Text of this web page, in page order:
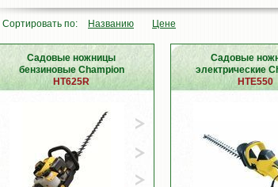
Сортировать по: Названию Цене
Садовые ножницы
бензиновые Champion
HT625R
Садовые
электрические
HTE550